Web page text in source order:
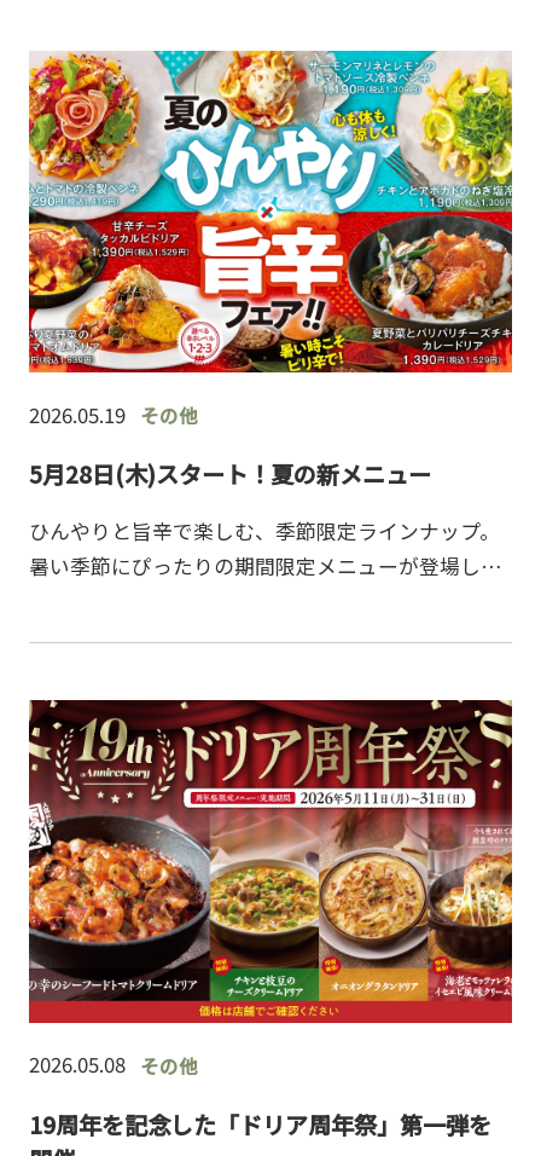
2026.05.19 その他
5月28日(木)スタート！夏の新メニュー
ひんやりと旨辛で楽しむ、季節限定ラインナップ。
暑い季節にぴったりの期間限定メニューが登場しま
ア、彩り豊かなデザートをご用意しました。
2026.05.08 その他
19周年を記念した「ドリア周年祭」第一弾を